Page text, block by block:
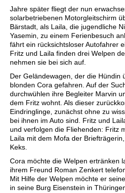
Jahre später fliegt der nun
solarbetriebenen Motorgleitschirm
Bärstadt, als Laila, die jugendliche
Yasemin, zu einem Ferienbesuch
fährt ein rücksichtsloser Autofahrer
Fritz und Laila finden drei Welpen
nehmen sie bei sich auf.
Der Geländewagen, der die Hündin
blonden Cora gefahren. Auf der
durchwühlen ihre Begleiter Marvin
dem Fritz wohnt. Als dieser
Eindringlinge, zunächst ohne zu
bei ihnen im Auto sind. Fritz und
und verfolgen die Fliehenden: Fritz
Laila mit dem Mofa der
Keks.
Cora möchte die Welpen ertränken
ihrem Freund Roman Zenkert
Mit Hilfe der Welpen möchte er
in seine Burg Eisenstein in